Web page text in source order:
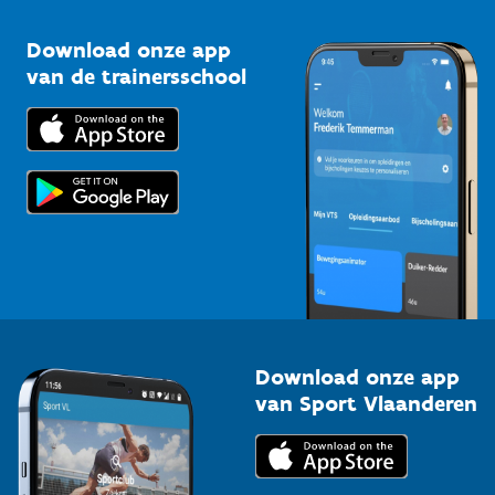
Bedrijven
Trainers en begeleiders
Topsporters
Kennisplatform
Downloads
Voor de pers
Download onze app
van de trainersschool
Download onze app
van Sport Vlaanderen